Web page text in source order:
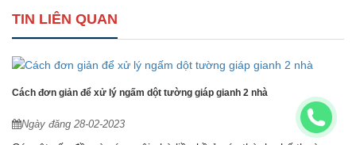
TIN LIÊN QUAN
Cách đơn giản để xử lý ngấm dột tường giáp gianh 2 nhà
Ngày đăng 28-02-2023